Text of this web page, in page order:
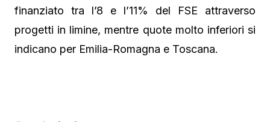
finanziato tra l’8 e l’11% del FSE attraverso
progetti in limine, mentre quote molto inferiori si
indicano per Emilia-Romagna e Toscana.